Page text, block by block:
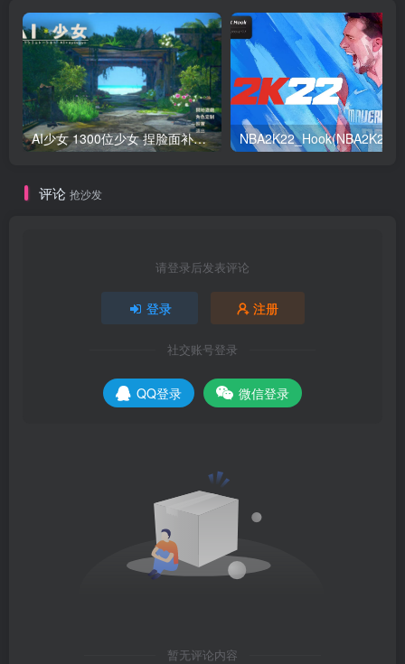
AI少女 1300位少女 捏脸面补数据整合包 总有一位是你想要的
评论 抢沙发
请登录后发表评论
登录 注册
社交账号登录
QQ登录 微信登录
暂无评论内容